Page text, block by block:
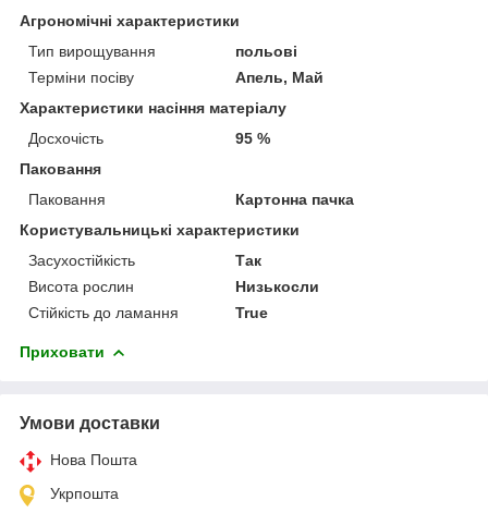
Агрономічні характеристики
Тип вирощування
польові
Терміни посіву
Апель, Май
Характеристики насіння матеріалу
Досхочість
95 %
Паковання
Паковання
Картонна пачка
Користувальницькі характеристики
Засухостійкість
Так
Висота рослин
Низькосли
Стійкість до ламання
True
Приховати
Умови доставки
Нова Пошта
Укрпошта